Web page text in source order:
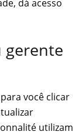
dá acesso
gerente
você clicar
utilizam